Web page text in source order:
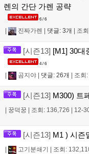
렌의 간단 가렌 공략
6 / 6
진짜가렌 댓글: 3개 조
[시즌13] [M1] 30대
4 / 6
곰지야 댓글: 26개 조회
[시즌13] M300) 트
꿍덕꿍 조회: 136,726 12-
[시즌13] M1 ) 시즌
고기분쇄기 조회: